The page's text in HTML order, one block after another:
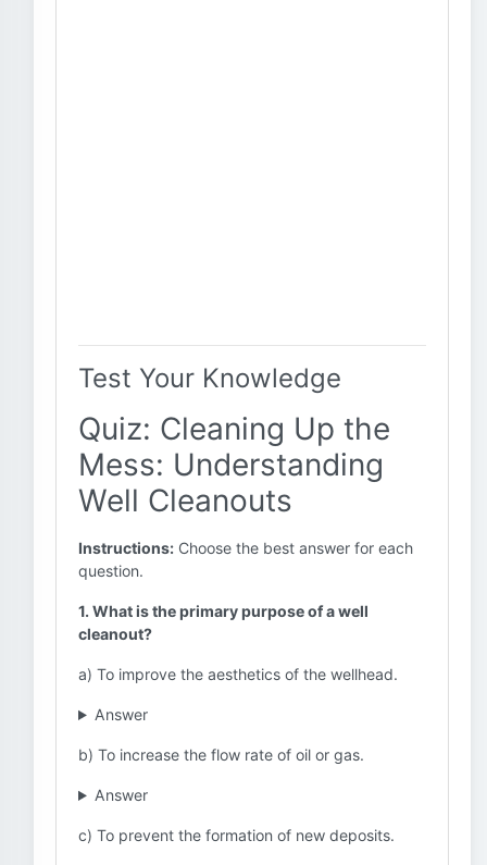
Test Your Knowledge
Quiz: Cleaning Up the
Mess: Understanding
Well Cleanouts
Instructions: Choose the best answer for each
question.
1. What is the primary purpose of a well
cleanout?
a) To improve the aesthetics of the wellhead.
Answer
b) To increase the flow rate of oil or gas.
Answer
c) To prevent the formation of new deposits.